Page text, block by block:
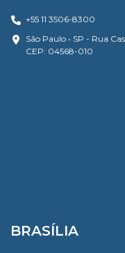
+55 11 3506-8300
São Paulo • SP - Rua
CEP: 04568-010
BRASÍLIA